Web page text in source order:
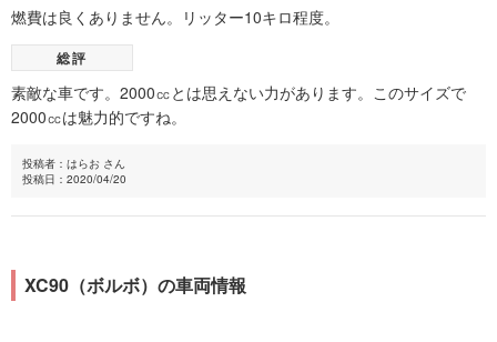
燃費は良くありません。リッター10キロ程度。
総評
素敵な車です。2000㏄とは思えない力があります。このサイズで
2000㏄は魅力的ですね。
投稿者：はらお さん
投稿日：2020/04/20
XC90（ボルボ）の車両情報